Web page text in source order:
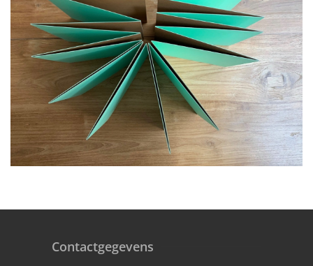
Contactgegevens